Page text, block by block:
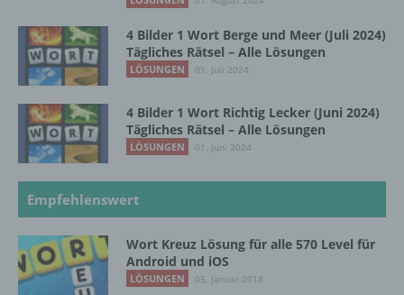
4 Bilder 1 Wort Berge und Meer (Juli 2024)
Tägliches Rätsel – Alle Lösungen
LÖSUNGEN 01. Juli 2024
4 Bilder 1 Wort Richtig Lecker (Juni 2024)
Tägliches Rätsel – Alle Lösungen
LÖSUNGEN 01. Juni 2024
Empfehlenswert
Wort Kreuz Lösung für alle 570 Level für
Android und iOS
LÖSUNGEN 05. Januar 2018
Zusammenhang mit personenbezogenen
Organisation, das Ordnen, die Speicherung,
die Anpassung oder Veränderung, das
Auslesen, das Abfragen, die Verwendung,
Verbreitung oder eine andere Form der
Bereitstellung, den Abgleich oder die
Verknüpfung, die Einschränkung, das
Löschen oder die Vernichtung.
Einschränkung der Verarbeitung ist die
Markierung gespeicherter